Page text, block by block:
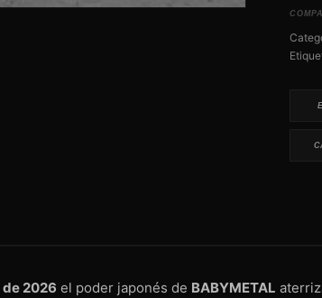
2026 el poder japonés de BABYMETAL